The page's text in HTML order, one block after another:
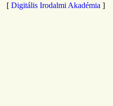
[Digitális Irodalmi Akadémia ]